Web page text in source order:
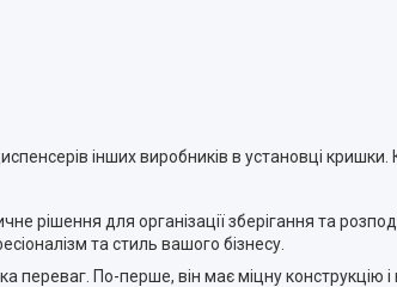
інших виробників в установці
рішення для організації зберігання та
та стиль вашого бізнесу.
переваг. По-перше, він має міцну